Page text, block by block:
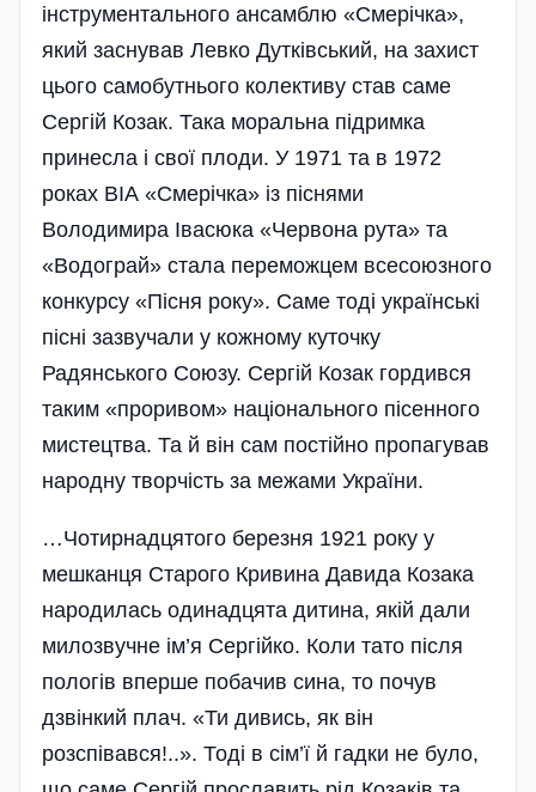
інструментального ансамблю «Смерічка»,
який заснував Левко Дутківський, на захист
цього самобутнього колективу став саме
Сергій Козак. Така моральна підримка
принесла і свої плоди. У 1971 та в 1972
роках ВІА «Смерічка» із піснями
Володимира Івасюка «Червона рута» та
«Водограй» стала переможцем всесоюзного
конкурсу «Пісня року». Саме тоді українські
пісні зазвучали у кожному куточку
Радянського Союзу. Сергій Козак гордився
таким «проривом» національного пісенного
мистецтва. Та й він сам постійно пропагував
народну творчість за межами України.
…Чотирнадцятого березня 1921 року у
мешканця Старого Кривина Давида Козака
народилась одинадцята дитина, якій дали
милозвучне ім’я Сергійко. Коли тато після
пологів вперше побачив сина, то почув
дзвінкий плач. «Ти дивись, як він
розспівався!..». Тоді в сім’ї й гадки не було,